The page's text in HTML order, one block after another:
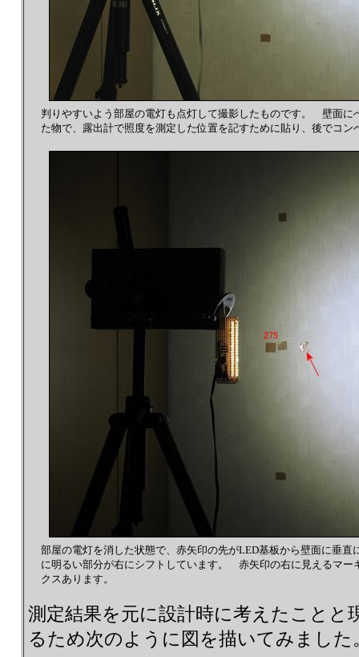
判りやすいよう部屋の電灯も点灯して撮影したものです。 壁面に
た物で、露出計で照度を測定した位置を記すために貼り、後でコ
部屋の電灯を消した状態で、赤矢印の先がLED基板から壁面に垂
に明るい部分が右にシフトしています。 赤矢印の右に見えるマー
クスあります。
測定結果を元に設計時に考えたことと
るため次のように図を描いてみました